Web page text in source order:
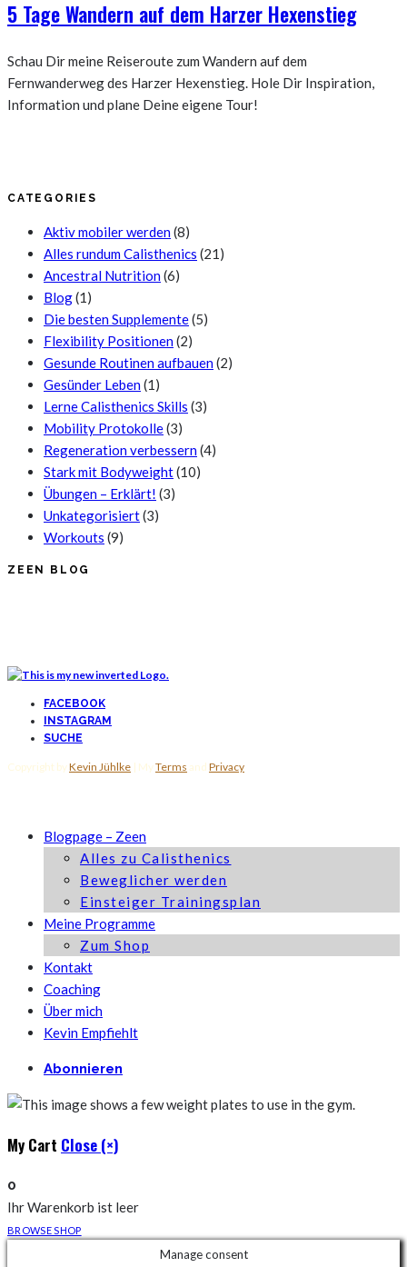
5 Tage Wandern auf dem Harzer Hexenstieg
Schau Dir meine Reiseroute zum Wandern auf dem
Fernwanderweg des Harzer Hexenstieg. Hole Dir Inspiration,
Information und plane Deine eigene Tour!
CATEGORIES
Aktiv mobiler werden(8)
Alles rundum Calisthenics (21)
Ancestral Nutrition(6)
Blog(1)
Die besten Supplemente(5)
Flexibility Positionen(2)
Gesunde Routinen aufbauen(2)
Gesünder Leben(1)
Lerne Calisthenics Skills (3)
Mobility Protokolle(3)
Regeneration verbessern(4)
Stark mit Bodyweight(10)
Übungen – Erklärt! (3)
Unkategorisiert(3)
Workouts (9)
ZEEN BLOG
FACEBOOK
INSTAGRAM
SUCHE
Copyright byKevin Jühlke | MyTerms and Privacy
Blogpage – Zeen
Alles zu Calisthenics
Beweglicher werden
Einsteiger Trainingsplan
Meine Programme
Zum Shop
Kontakt
Coaching
Über mich
Kevin Empfiehlt
Abonnieren
My Cart Close (×)
0
Ihr Warenkorb ist leer
BROWSE SHOP
Manage consent